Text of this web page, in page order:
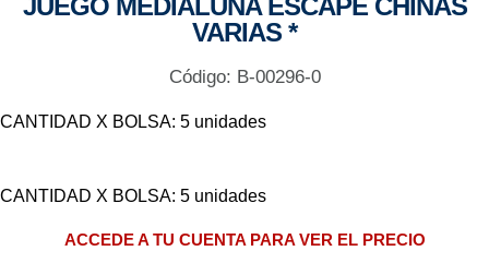
JUEGO MEDIALUNA ESCAPE CHINAS
VARIAS *
Código: B-00296-0
CANTIDAD X BOLSA: 5 unidades
CANTIDAD X BOLSA: 5 unidades
ACCEDE A TU CUENTA PARA VER EL PRECIO